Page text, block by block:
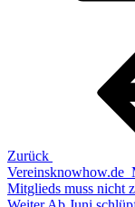
Zurück
Mitglieds muss nicht
Nächster